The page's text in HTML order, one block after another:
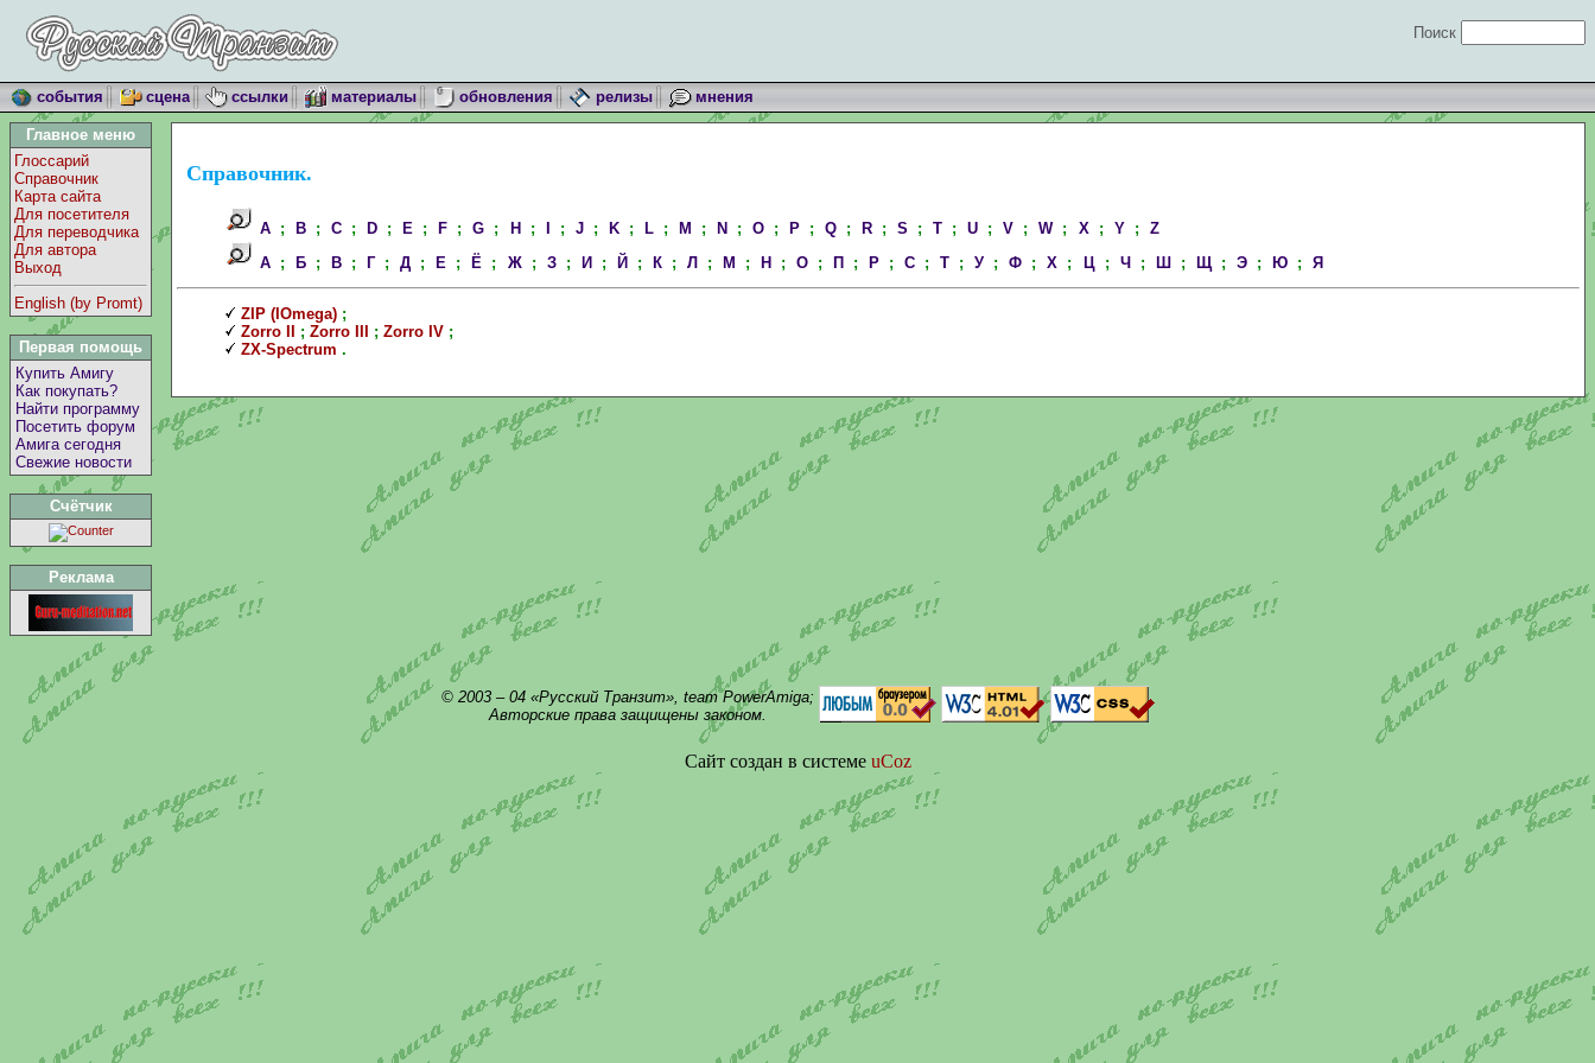
Поиск
события сцена ссылки материалы обновления релизы мнения
Главное меню
Глоссарий
Справочник
Карта сайта
Для посетителя
Для переводчика
Для автора
Выход
English (by Promt)
Первая помощь
Купить Амигу
Как покупать?
Найти программу
Посетить форум
Амига сегодня
Свежие новости
Счётчик
Реклама
Справочник.
A ; B ; C ; D ; E ; F ; G ; H; I ; J; K; L; M ; N; O; P ; Q ; R ; S ; T ; U ; V ; W; X ; Y; Z
А ; Б ; В ; Г; Д ; Е ; Ё ; Ж; З; И; Й; К; Л; М ; Н; О ; П ; Р ; С ; Т ; У ; Ф ; Х ; Ц; Ч; Ш; Щ; Э; Ю; Я
ZIP (IOmega) ;
Zorro II
; Zorro III ; Zorro IV ;
ZX-Spectrum .
© 2003 – 04 «Русский Транзит», team PowerAmiga;
Авторские права защищены законом.
Сайт создан в системе uCoz